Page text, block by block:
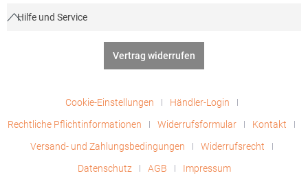
Hilfe und Service
Vertrag widerrufen
Cookie-Einstellungen
Händler-Login
Rechtliche Pflichtinformationen
Widerrufsformular
Kontakt
Versand- und Zahlungsbedingungen
Widerrufsrecht
Datenschutz
AGB Impressum